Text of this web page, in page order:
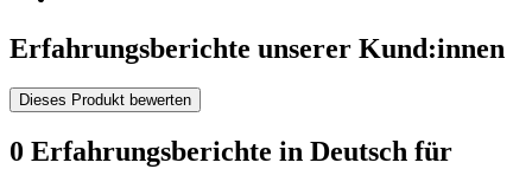
Erfahrungsberichte unserer Kund:innen
Dieses Produkt bewerten
0 Erfahrungsberichte in Deutsch für